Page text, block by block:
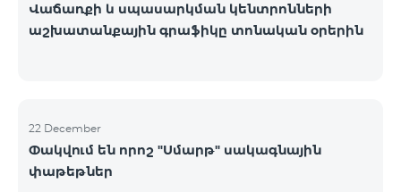
Վաճառքի և սպասարկման կենտրոնների
աշխատանքային գրաֆիկը տոնական օրերին
22 December
Փակվում են որոշ "Սմարթ" սակագնային
փաթեթներ